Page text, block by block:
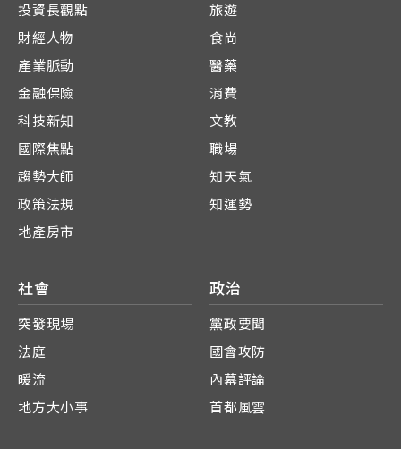
投資長觀點
財經人物
產業脈動
金融保險
科技新知
國際焦點
趨勢大師
政策法規
地產房市
旅遊
食尚
醫藥
消費
文教
職場
知天氣
知運勢
社會
突發現場
法庭
暖流
地方大小事
政治
黨政要聞
國會攻防
內幕評論
首都風雲